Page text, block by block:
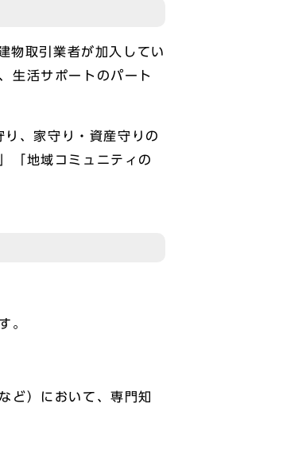
物取引業者が加入してい
生活サポートのパート
、家守り・資産守りの
「地域コミュニティの
。
ど）において、専門知